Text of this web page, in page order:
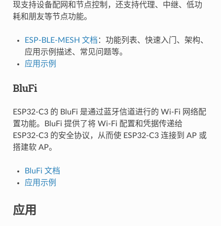
现支持设备配网和节点控制，还支持代理、中继、低功
耗和朋友等节点功能。
ESP-BLE-MESH 文档 ：功能列表、快速入门、架构、
应用示例描述、常见问题等。
应用示例
BluFi
ESP32-C3 的 BluFi 是通过蓝牙信道进行的 Wi-Fi 网络配
置功能。BluFi 提供了将 Wi-Fi 配置和凭据传递给
ESP32-C3 的安全协议，从而使 ESP32-C3 连接到 AP 或
搭建软 AP。
BluFi 文档
应用示例
应用